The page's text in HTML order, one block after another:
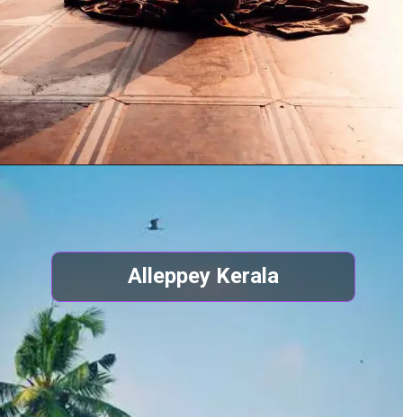
Alleppey Kerala